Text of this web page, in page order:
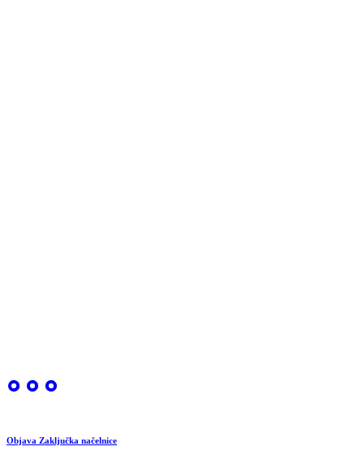
Objava Zaključka načelnice